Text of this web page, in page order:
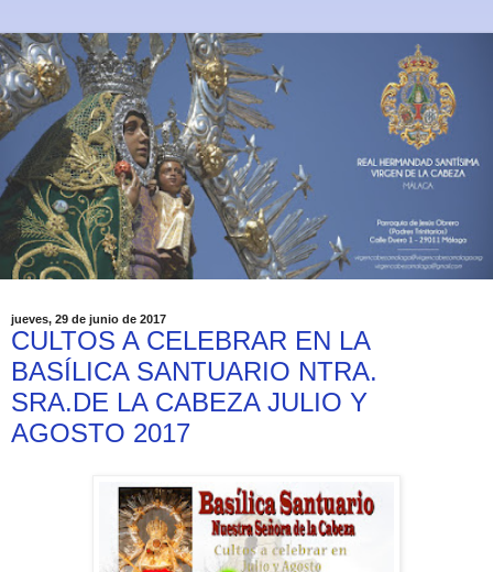
jueves, 29 de junio de 2017
CULTOS A CELEBRAR EN LA
BASÍLICA SANTUARIO NTRA.
SRA.DE LA CABEZA JULIO Y
AGOSTO 2017